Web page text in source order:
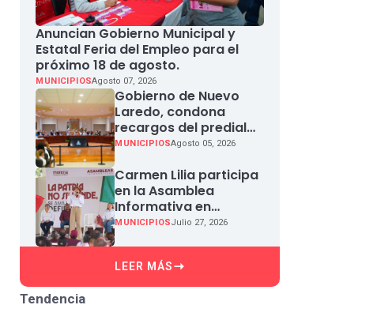
Anuncian Gobierno Municipal y
Estatal Feria del Empleo para el
próximo 18 de agosto.
MUNICIPIOSAgosto 07, 2026
Gobierno de Nuevo
Laredo, condona
recargos del predial
en agosto
MUNICIPIOSAgosto 05, 2026
Carmen Lilia participa
en la Asamblea
Informativa en
Defensa de la
MUNICIPIOSJulio 27, 2026
LEER MÁS
Tendencia